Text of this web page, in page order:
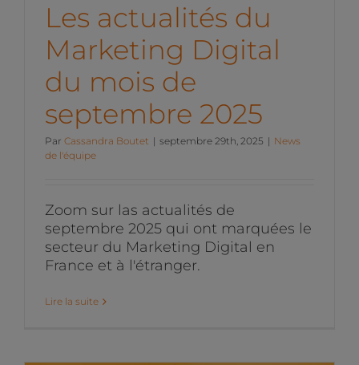
Les actualités du
Marketing Digital
du mois de
septembre 2025
Par Cassandra Boutet | septembre 29th, 2025 | News
de l'équipe
Zoom sur las actualités de
septembre 2025 qui ont marquées le
secteur du Marketing Digital en
France et à l'étranger.
Lire la suite